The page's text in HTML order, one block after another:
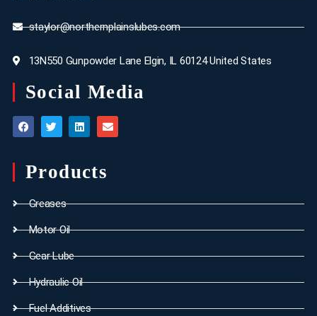
staylor@northernplainslubes.com
13N550 Gunpowder Lane Elgin, IL 60124 United States
Social Media
Products
Greases
Motor Oil
Gear Lube
Hydraulic Oil
Fuel Additives